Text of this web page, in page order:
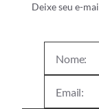
Deixe seu e-